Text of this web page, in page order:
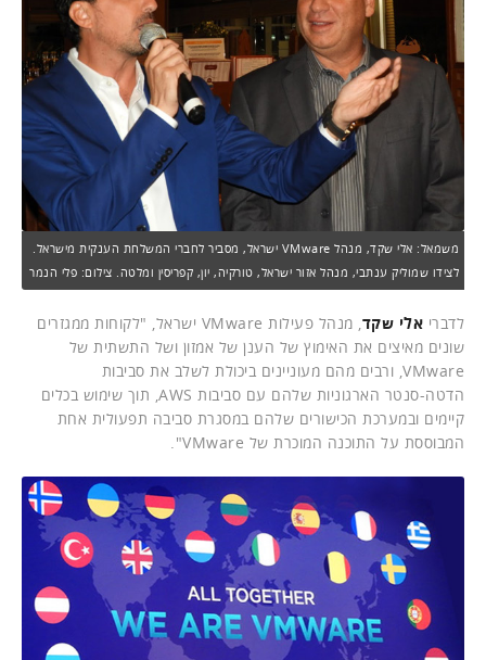
משמאל: אלי שקד, מנהל VMware ישראל, מסביר לחברי המשלחת הענקית מישראל.
לצידו שמוליק ענתבי, מנהל אזור ישראל, טורקיה, יון, קפריסין ומלטה. צילום: פלי הנמר
לדברי אלי שקד
, מנהל פעילות VMware ישראל, "לקוחות ממגזרים
שונים מאיצים את האימוץ של הענן של אמזון ושל התשתית של
VMware, ורבים מהם מעוניינים ביכולת לשלב את סביבות
הדטה-סנטר הארגוניות שלהם עם סביבות AWS, תוך שימוש בכלים
קיימים ובמערכת הכישורים שלהם במסגרת סביבה תפעולית אחת
המבוססת על התוכנה המוכרת של VMware".